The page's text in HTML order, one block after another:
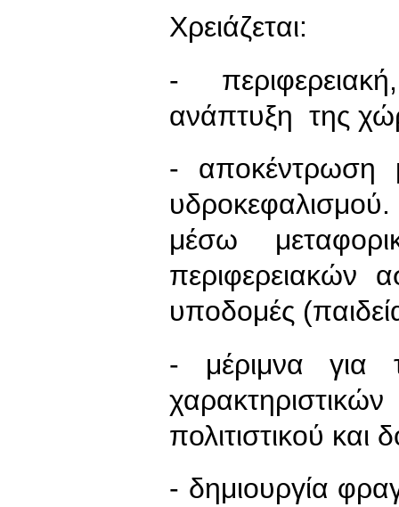
Χρειάζεται:
-
ανάπτυξη της
- αποκέντρωση
μέσω
περιφερειακών
υποδομές
- μέριμνα για
πολιτιστικού
- δημιουργία